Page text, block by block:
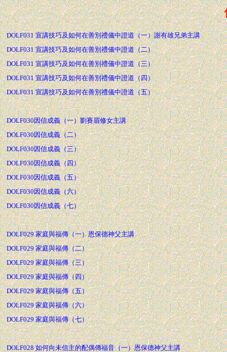
DOLF031 宣講技巧及如何在善別禮儀中證道（一）謝有雄兄弟主講
DOLF031 宣講技巧及如何在善別禮儀中證道（二）
DOLF031 宣講技巧及如何在善別禮儀中證道（三）
DOLF031 宣講技巧及如何在善別禮儀中證道（四）
DOLF031 宣講技巧及如何在善別禮儀中證道（五）
DOLF030因信成義（一）劉賽眉修女主講
DOLF030因信成義（二）
DOLF030因信成義（三）
DOLF030因信成義（四）
DOLF030因信成義（五）
DOLF030因信成義（六）
DOLF030因信成義（七）
DOLF029 家庭與福傳（一）恩保德神父主講
DOLF029 家庭與福傳（二）
DOLF029 家庭與福傳（三）
DOLF029 家庭與福傳（四）
DOLF029 家庭與福傳（五）
DOLF029 家庭與福傳（六）
DOLF029 家庭與福傳（七）
DOLF028 如何向未信主的配偶傳福音（一）恩保德神父主講